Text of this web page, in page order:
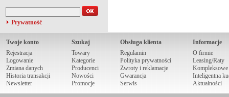
Prywatność
Twoje konto
Rejestracja
Logowanie
Zmiana danych
Historia transakcji
Newsletter
Szukaj
Towary
Kategorie
Producenci
Nowości
Promocje
Obsługa klienta
Regulamin
Polityka prywatności
Zwroty i reklamacje
Gwarancja
Serwis
Informacje
O firmie
Leasing/Raty
Kompleksowe
Inteligentna
Aktualności